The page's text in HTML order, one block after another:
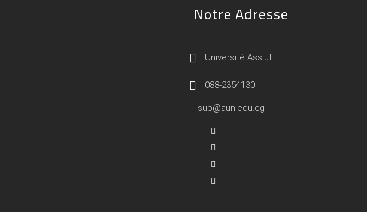
Notre Adresse
Université Assiut
088-2354130
sup@aun.edu.eg